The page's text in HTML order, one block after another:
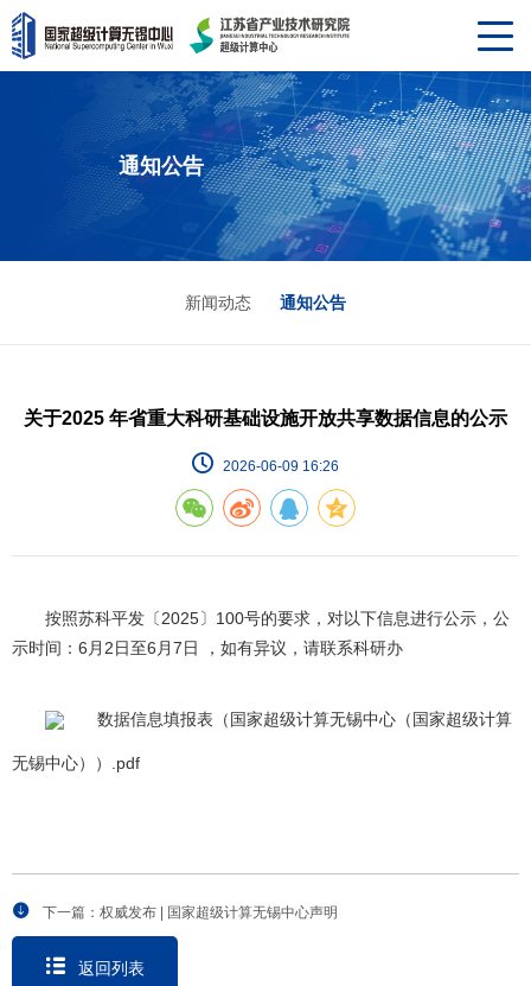
通知公告
新闻动态 通知公告
关于2025 年省重大科研基础设施开放共享数据信息的公示
2026-06-09 16:26
按照苏科平发〔2025〕100号的要求，对以下信息进行公示，公
示时间：6月2日至6月7日 ，如有异议，请联系科研办
数据信息填报表（国家超级计算无锡中心（国家超级计算
无锡中心））.pdf
下一篇：权威发布 | 国家超级计算无锡中心声明
返回列表